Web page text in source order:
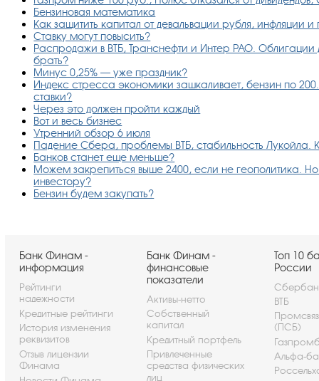
Бензиновая математика
Как защитить капитал от девальвации рубля, инфляции
Ставку могут повысить?
Распродажи в ВТБ, Транснефти и Интер РАО. Облигации
брать?
Минус 0,25% — уже праздник?
Индекс стресса экономики зашкаливает, бензин по
ставки?
Через это должен пройти каждый
Вот и весь бизнес
Утренний обзор 6 июля
Падение Сбера, проблемы ВТБ, стабильность Лукойла.
Банков станет еще меньше?
Можем закрепиться выше 2400, если не геополитика. Но
инвестору?
Бензин будем закупать?
Банк Финам -
информация
Рейтинги
надежности
Кредитные рейтинги
История изменения
реквизитов
Отзыв лицензии
Финама
Банк Финам -
финансовые
показатели
Активы-нетто
Собственный
капитал
Кредитный портфель
Привлеченные
средства физических
лиц
Топ 10
России
ВТБ
(ПСБ)
Альфа-